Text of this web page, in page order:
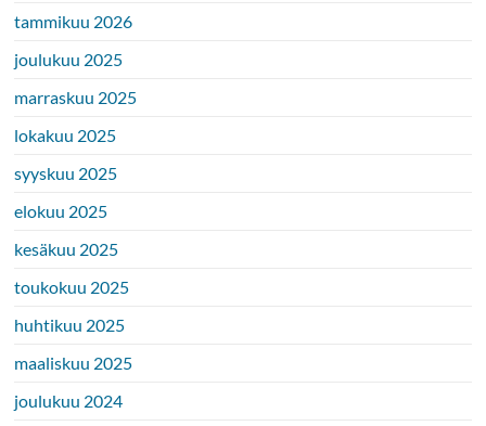
tammikuu 2026
joulukuu 2025
marraskuu 2025
lokakuu 2025
syyskuu 2025
elokuu 2025
kesäkuu 2025
toukokuu 2025
huhtikuu 2025
maaliskuu 2025
joulukuu 2024